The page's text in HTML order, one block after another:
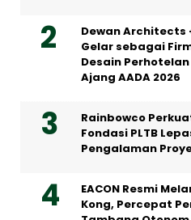
Dewan Architects
Gelar sebagai
Desain
Ajang AADA 2026
Rainbowco
Fondasi PLTB
Pengalaman
EACON Resmi
Kong, Percepat